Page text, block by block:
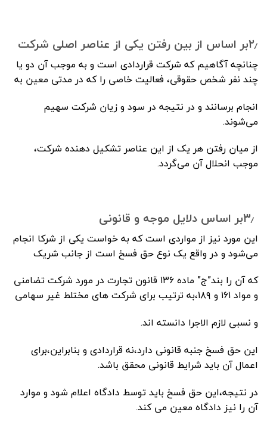
۲٫بر اساس از بین رفتن یکی از عناصر اصلی شرکت
چنانچه آگاهیم که شرکت قراردادی است و به موجب آن دو یا
چند نفر شخص حقوقی، فعالیت خاصی را که در مدتی معین به
انجام برسانند و در نتیجه در سود و زیان شرکت سهیم
می‌شوند.
از میان رفتن هر یک از این عناصر تشکیل دهنده شرکت،
موجب انحلال آن می‌گردد.
این مورد نیز از مواردی است که به خواست یکی از شرکا انجام
می‌شود و در واقع یک نوع حق فسخ است از جانب شریک
که آن را بند”ج” ماده ۱۳۶ قانون تجارت در مورد شرکت تضامنی
و مواد ۱۶۱ و ۱۸۹،به ترتیب برای شرکت های مختلط غیر سهامی
و نسبی لازم الاجرا دانسته اند.
این حق فسخ جنبه قانونی دارد،نه قراردادی و بنابراین،برای
اعمال آن باید شرایط قانونی محقق باشد.
در نتیجه،این حق فسخ باید توسط دادگاه اعلام شود و موارد
آن را نیز دادگاه معین می کند.